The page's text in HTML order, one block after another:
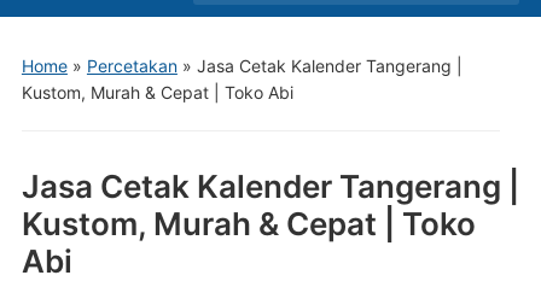
Home» Percetakan» Jasa Cetak Kalender Tangerang |
Kustom, Murah & Cepat | Toko Abi
Jasa Cetak Kalender Tangerang |
Kustom, Murah & Cepat | Toko
Abi